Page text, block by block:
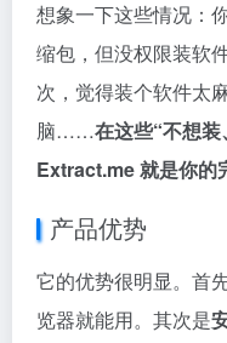
想象一下这些情况：
缩包，但没权限装软
次，觉得装个软件太
脑……在这些“不想装
Extract.me 就是你的
产品优势
它的优势很明显。首
览器就能用。其次是